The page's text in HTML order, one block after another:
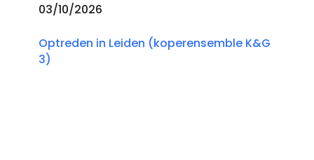
03/10/2026
Optreden in Leiden (koperensemble K&G
3)